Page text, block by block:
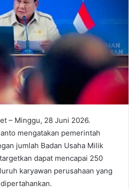
– Minggu, 28 Juni 2026.
mengatakan pemerintah
jumlah Badan Usaha Milik
dapat mencapai 250
karyawan perusahaan yang